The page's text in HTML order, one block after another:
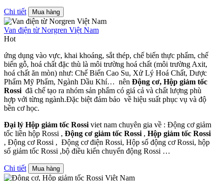
Chi tiết Mua hàng
Van điện từ Norgren Việt Nam
Hot
ứng dụng vào vực, khai khoáng, sắt thép, chế biến thực phẩm, chế
biến gỗ, hoá chất đặc thù là môi trường hoá chất (môi trường Axit,
hoá chất ăn mòn) như: Chế Biến Cao Su, Xử Lý Hoá Chất, Dược
Phẩm Mỹ Phẩm, Ngành Dầu Khí… nên Động cơ, Hộp giảm tốc
Rossi đã chế tạo ra nhóm sản phẩm có giá cả và chất lượng phù
hợp với từng ngành.Đặc biệt đảm bảo về hiệu suất phục vụ và độ
bền cơ học.
Đại lý Hộp giảm tốc Rossi viet nam chuyên gia về : Động cơ giảm
tốc liền hộp Rossi , Động cơ giảm tốc Rossi , Hộp giảm tốc Rossi
, Động cơ Rossi , Động cơ điện Rossi, Hộp số động cơ Rossi, hộp
số giảm tốc Rossi ,bộ điều kiển chuyển động Rossi …
Chi tiết Mua hàng